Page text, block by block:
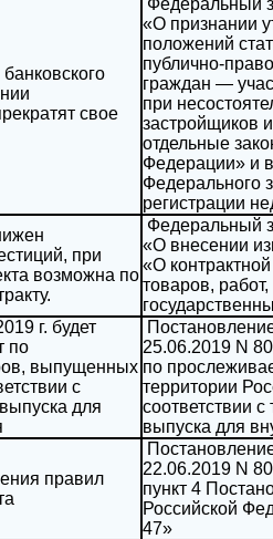
свое
«О признании
положений
публично-
граждан —
при
застройщиков
отдельные
Федерации» и
Федерального
регистрации
при
возможна по
Федеральный
«О внесении
«О
товаров,
г. будет
по
выпущенных
с
для
25.06.2019 N
по
территории
соответствии
выпуска для
правил
22.06.2019 N
пункт 4
Российской
47»